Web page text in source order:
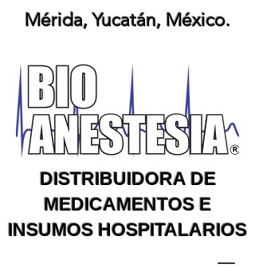
DISTRIBUIDORA DE
MEDICAMENTOS E
INSUMOS HOSPITALARIOS
Mérida, Yucatán, México.